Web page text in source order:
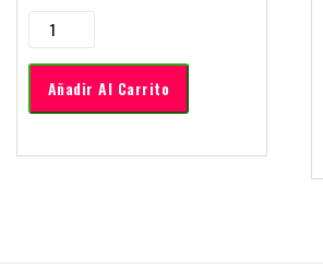
Añadir Al Carrito